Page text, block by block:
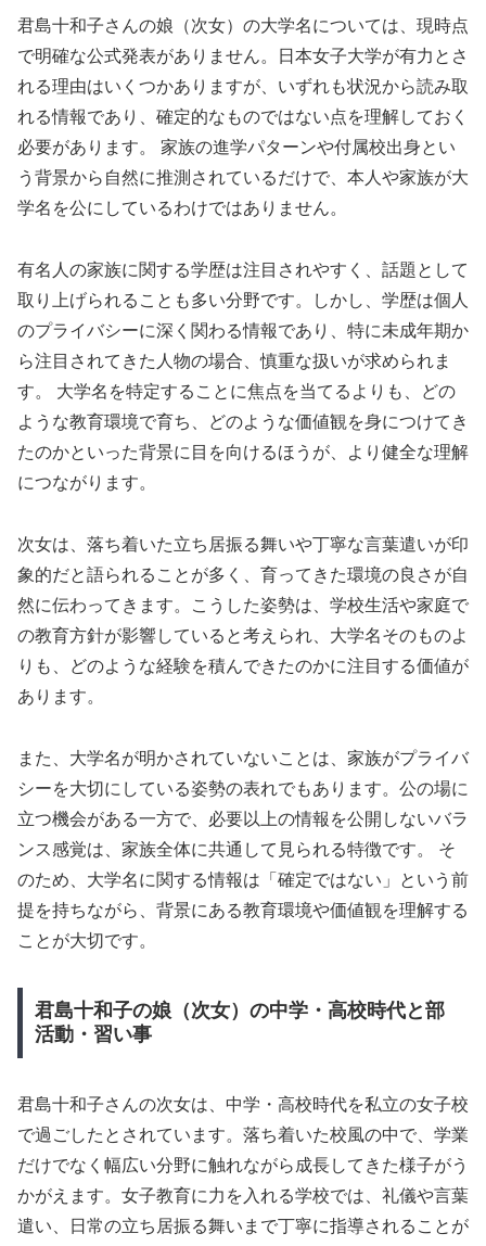
君島十和子さんの娘（次女）の大学名については、現時点
で明確な公式発表がありません。日本女子大学が有力とさ
れる理由はいくつかありますが、いずれも状況から読み取
れる情報であり、確定的なものではない点を理解しておく
必要があります。 家族の進学パターンや付属校出身とい
う背景から自然に推測されているだけで、本人や家族が大
学名を公にしているわけではありません。
有名人の家族に関する学歴は注目されやすく、話題として
取り上げられることも多い分野です。しかし、学歴は個人
のプライバシーに深く関わる情報であり、特に未成年期か
ら注目されてきた人物の場合、慎重な扱いが求められま
す。 大学名を特定することに焦点を当てるよりも、どの
ような教育環境で育ち、どのような価値観を身につけてき
たのかといった背景に目を向けるほうが、より健全な理解
につながります。
次女は、落ち着いた立ち居振る舞いや丁寧な言葉遣いが印
象的だと語られることが多く、育ってきた環境の良さが自
然に伝わってきます。こうした姿勢は、学校生活や家庭で
の教育方針が影響していると考えられ、大学名そのものよ
りも、どのような経験を積んできたのかに注目する価値が
あります。
また、大学名が明かされていないことは、家族がプライバ
シーを大切にしている姿勢の表れでもあります。公の場に
立つ機会がある一方で、必要以上の情報を公開しないバラ
ンス感覚は、家族全体に共通して見られる特徴です。 そ
のため、大学名に関する情報は「確定ではない」という前
提を持ちながら、背景にある教育環境や価値観を理解する
ことが大切です。
君島十和子の娘（次女）の中学・高校時代と部
活動・習い事
君島十和子さんの次女は、中学・高校時代を私立の女子校
で過ごしたとされています。落ち着いた校風の中で、学業
だけでなく幅広い分野に触れながら成長してきた様子がう
かがえます。女子教育に力を入れる学校では、礼儀や言葉
遣い、日常の立ち居振る舞いまで丁寧に指導されることが